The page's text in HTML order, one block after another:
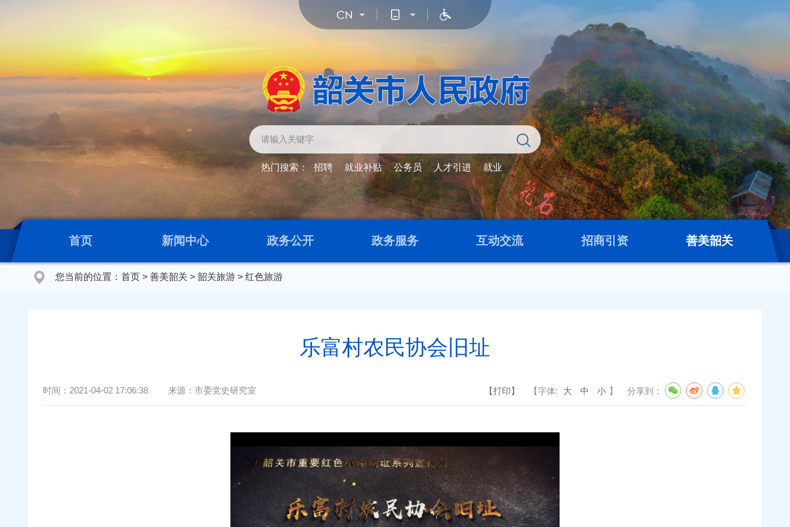
热门搜索： 招聘 就业补贴 公务员 人才引进 就业
首页 新闻中心 政务公开 政务服务 互动交流 招商引资 善美韶关
您当前的位置： 首页 > 善美韶关 > 韶关旅游 > 红色旅游
乐富村农民协会旧址
时间： 2021-04-02 17:06:38 来源： 市委党史研究室 【打印】 【字体: 大 中 小 】 分享到：